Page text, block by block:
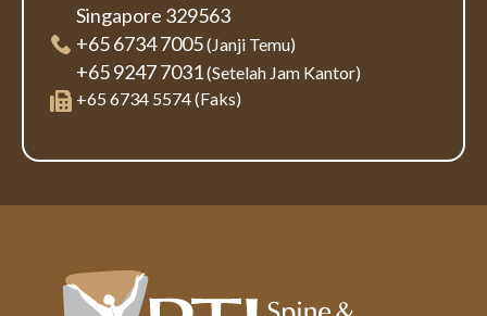
Singapore 329563
+65 6734 7005(Janji Temu)
+65 9247 7031(Setelah Jam Kantor)
+65 6734 5574 (Faks)